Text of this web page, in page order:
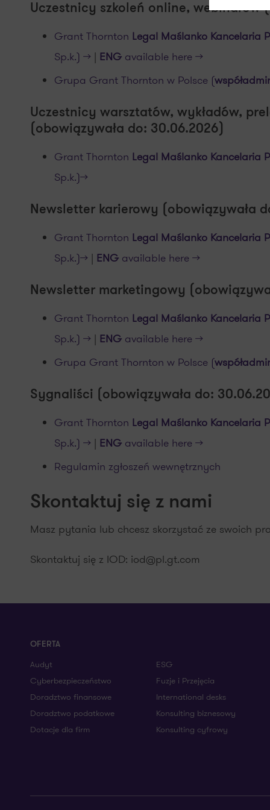
Uczestnicy szkoleń online, webinarów
Grant Thornton Legal Maślanko Kancelaria
Sp.k.) >> | ENGavailable here >>
Grupa Grant Thornton w Polsce (
Uczestnicy warsztatów, wykładów,
(obowiązywała do: 30.06.2026)
Grant Thornton Legal Maślanko Kancelaria
Sp.k.)>>
Newsletter karierowy (obowiązywała
Grant Thornton Legal Maślanko Kancelaria
Sp.k.)>> | ENGavailable here >>
Newsletter marketingowy
Grant Thornton Legal Maślanko Kancelaria
Sp.k.) >> | ENGavailable here >>
Grupa Grant Thornton w Polsce (
Sygnaliści (obowiązywała do:
Grant Thornton Legal Maślanko Kancelaria
Sp.k.) >> | ENGavailable here >>
Regulamin zgłoszeń wewnętrznych
Skontaktuj się z nami
Masz pytania lub chcesz skorzystać ze swoich
Skontaktuj się z IOD: iod@pl.gt.com
OFERTA
Audyt
Cyberbezpieczeństwo
Doradztwo finansowe
Doradztwo podatkowe
Dotacje dla firm
ESG
Fuzje i Przejęcia
International desks
Konsulting biznesowy
Konsulting cyfrowy